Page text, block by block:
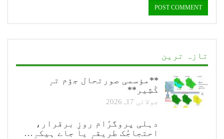
تازہ ترین
**مؤسمی صورتحال جۆم تہٕ
کٔشِیر**
جولائی 17, 2026
دہلی پروگرٛام روزِ برقرار،
احتجاجُک طریقہٕ یا جاے ہیکہِ…